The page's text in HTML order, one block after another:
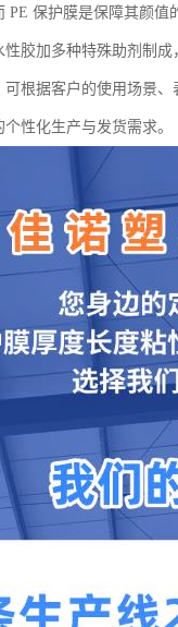
PE 保护膜是保障其颜
胶加多种特殊助剂制
根据客户的使用场景
性化生产与发货需求。